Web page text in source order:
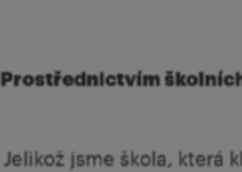
Prostřednictvím
Jelikož jsme škola, která